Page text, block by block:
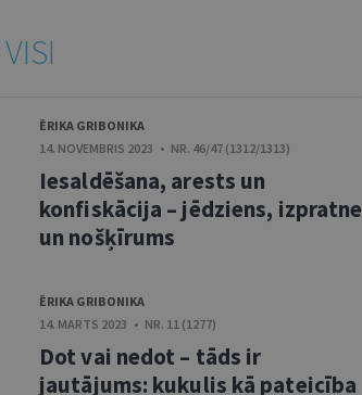
VISI
ĒRIKA GRIBONIKA
14. NOVEMBRIS 2023 • NR. 46/47 (1312/1313)
Iesaldēšana, arests un
konfiskācija – jēdziens, izpratne
un nošķīrums
ĒRIKA GRIBONIKA
14. MARTS 2023 • NR. 11 (1277)
Dot vai nedot – tāds ir
jautājums: kukulis kā pateicība